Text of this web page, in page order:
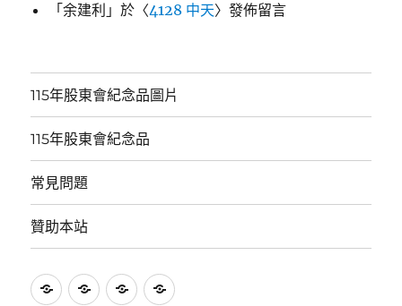
「余建利 」於〈4128 中天〉發佈留言
115年股東會紀念品圖片
115年股東會紀念品
常見問題
贊助本站
115
115
常
贊